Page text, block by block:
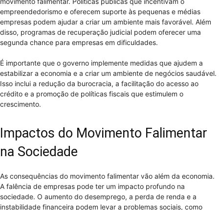
empreendedorismo e oferecem suporte às pequenas e médias
empresas podem ajudar a criar um ambiente mais favorável. Além
disso, programas de recuperação judicial podem oferecer uma
segunda chance para empresas em dificuldades.
É importante que o governo implemente medidas que ajudem a
estabilizar a economia e a criar um ambiente de negócios saudável.
Isso inclui a redução da burocracia, a facilitação do acesso ao
crédito e a promoção de políticas fiscais que estimulem o
crescimento.
Impactos do Movimento Falimentar
na Sociedade
As consequências do movimento falimentar vão além da economia.
A falência de empresas pode ter um impacto profundo na
sociedade. O aumento do desemprego, a perda de renda e a
instabilidade financeira podem levar a problemas sociais, como